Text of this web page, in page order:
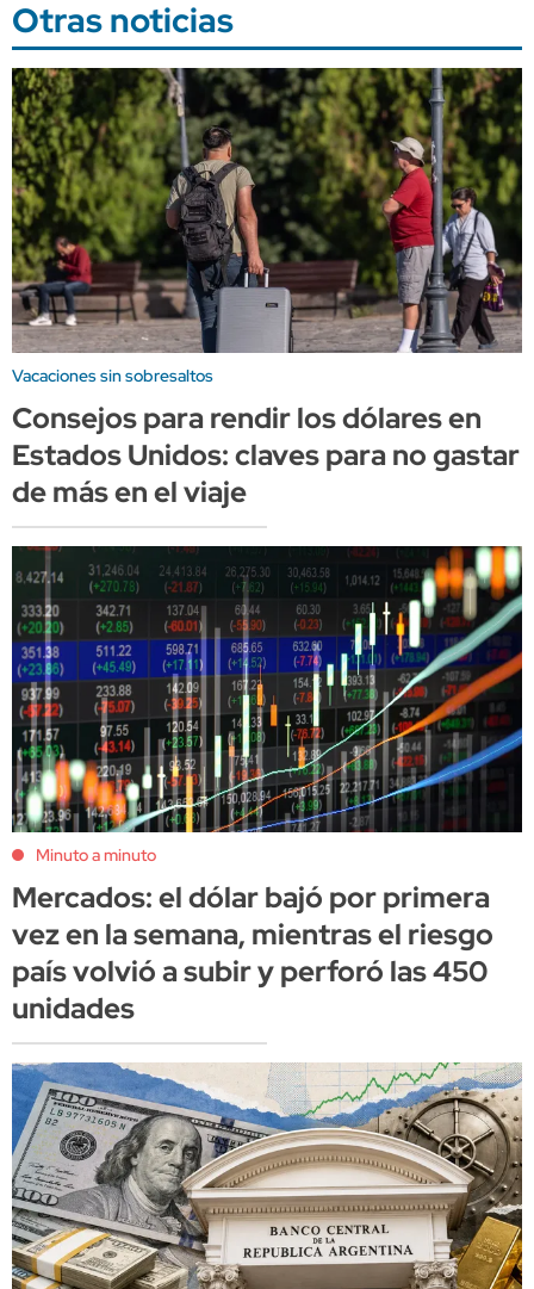
Otras noticias
Vacaciones sin sobresaltos
Consejos para rendir los dólares en
Estados Unidos: claves para no gastar
de más en el viaje
Minuto a minuto
Mercados: el dólar bajó por primera
vez en la semana, mientras el riesgo
país volvió a subir y perforó las 450
unidades